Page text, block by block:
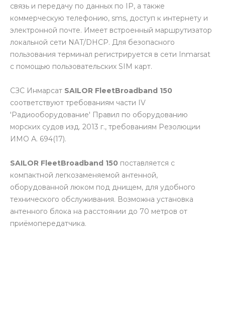
связь и передачу по данных по IP, а также
коммерческую телефонию, sms, доступ к интернету и
электронной почте. Имеет встроенный маршрутизатор
локальной сети NAT/DHCP. Для безопасного
пользования терминал регистрируется в сети Inmarsat
с помощью пользовательских SIM карт.
CЗC Инмарсат SAILOR FleetBroadband 150
соответствуют требованиям части IV
'Радиооборудование' Правил по оборудованию
морских судов изд. 2013 г., требованиям Резолюции
ИМО А. 694(17).
SAILOR FleetBroadband 150 поставляется с
компактной легкозаменяемой антенной,
оборудованной люком под днищем, для удобного
технического обслуживания. Возможна установка
антенного блока на расстоянии до 70 метров от
приёмопередатчика.